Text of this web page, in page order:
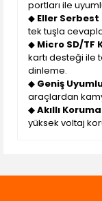
portları ile
◆ Eller Serbest
tek tuşla
◆ Micro SD/TF
kartı desteği ile
dinleme.
◆ Geniş
araçlardan
◆Akıllı
yüksek voltaj